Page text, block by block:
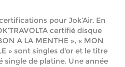
pour Jok’Air. En
certifié disque
A LA MENTHE », « MON
» sont singles d’or et le titre
single de platine. Une année